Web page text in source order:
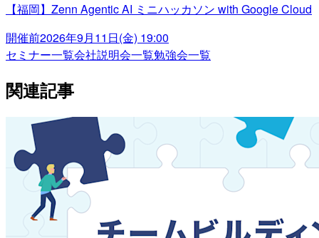
【福岡】Zenn Agentic AI ミニハッカソン with Google Cloud
開催前2026年9月11日(金) 19:00
セミナー一覧会社説明会一覧勉強会一覧
関連記事